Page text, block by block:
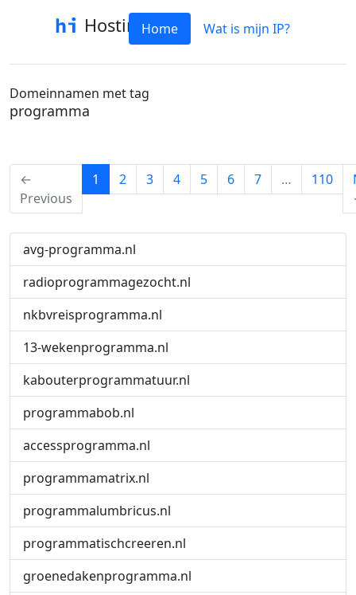
HostinfoHome Wat is mijn IP?
Domeinnamen met tag
programma
←
Previous
1 (current)
2 3 4 5 6 7 … 110
avg-programma.nl
radioprogrammagezocht.nl
nkbvreisprogramma.nl
13-wekenprogramma.nl
kabouterprogrammatuur.nl
programmabob.nl
accessprogramma.nl
programmamatrix.nl
programmalumbricus.nl
programmatischcreeren.nl
groenedakenprogramma.nl